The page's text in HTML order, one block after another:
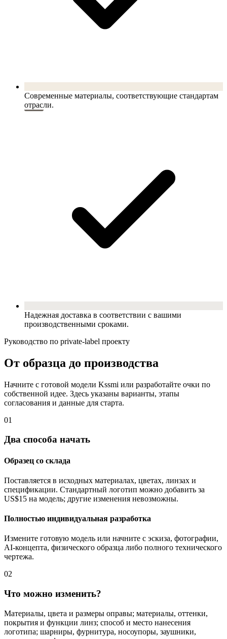
Современные материалы, соответствующие стандартам
отрасли.
Надежная доставка в соответствии с вашими
производственными сроками.
Руководство по private-label проекту
От образца до производства
Начните с готовой модели Kssmi или разработайте очки по
собственной идее. Здесь указаны варианты, этапы
согласования и данные для старта.
01
Два способа начать
Образец со склада
Поставляется в исходных материалах, цветах, линзах и
спецификации. Стандартный логотип можно добавить за
US$15 на модель; другие изменения невозможны.
Полностью индивидуальная разработка
Измените готовую модель или начните с эскиза, фотографии,
AI-концепта, физического образца либо полного технического
чертежа.
02
Что можно изменить?
Материалы, цвета и размеры оправы; материалы, оттенки,
покрытия и функции линз; способ и место нанесения
логотипа; шарниры, фурнитура, носоупоры, заушники,